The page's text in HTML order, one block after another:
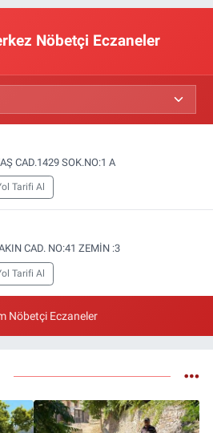
Nöbetçi Eczaneler
CAD.1429 SOK.NO:1 A
Tarifi Al
CAD. NO:41 ZEMİN :3
Tarifi Al
Nöbetçi Eczaneler